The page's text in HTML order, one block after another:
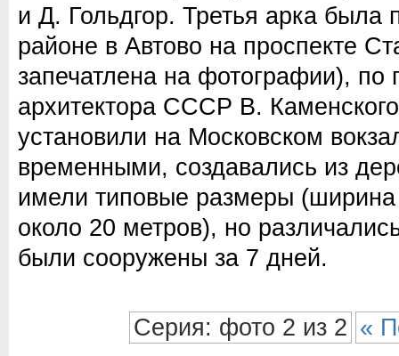
и Д. Гольдгор. Третья арка была
районе в Автово на проспекте
запечатлена на фотографии), по
архитектора СССР В.
установили на Московском
временными, создавались из
имели типовые размеры (ширина
около 20 метров), но
были сооружены за 7 дней.
Серия: фото 2 из 2 «